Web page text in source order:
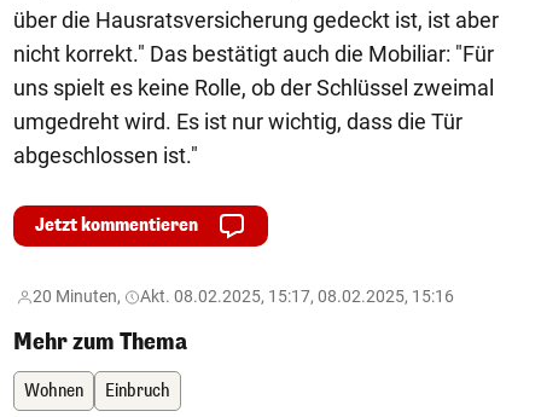
über die Hausratsversicherung gedeckt ist, ist aber
nicht korrekt." Das bestätigt auch die Mobiliar: "Für
uns spielt es keine Rolle, ob der Schlüssel zweimal
umgedreht wird. Es ist nur wichtig, dass die Tür
abgeschlossen ist."
Jetzt kommentieren
20 Minuten, Akt. 08.02.2025, 15:17, 08.02.2025, 15:16
Mehr zum Thema
Wohnen Einbruch